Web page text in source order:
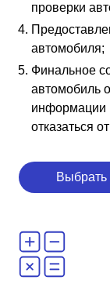
проверки
автомобиля;
Финальное
автомобиль
информации
отказаться
Выбрать